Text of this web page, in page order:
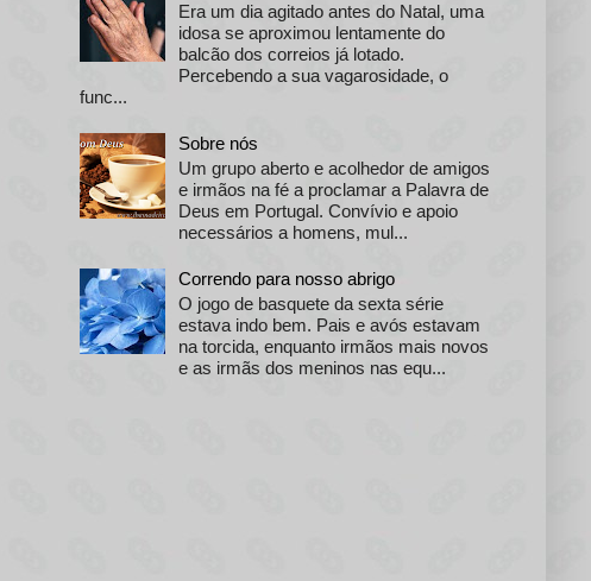
Era um dia agitado antes do Natal, uma
idosa se aproximou lentamente do
balcão dos correios já lotado.
Percebendo a sua vagarosidade, o
func...
Sobre nós
Um grupo aberto e acolhedor de amigos
e irmãos na fé a proclamar a Palavra de
Deus em Portugal. Convívio e apoio
necessários a homens, mul...
Correndo para nosso abrigo
O jogo de basquete da sexta série
estava indo bem. Pais e avós estavam
na torcida, enquanto irmãos mais novos
e as irmãs dos meninos nas equ...